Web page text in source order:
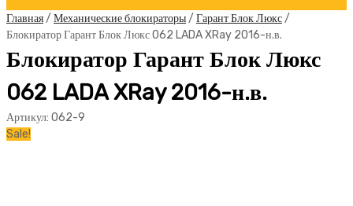
Главная/ Механические блокираторы/ Гарант Блок Люкс/
Блокиратор Гарант Блок Люкс 062 LADA XRay 2016-н.в.
Блокиратор Гарант Блок Люкс
062 LADA XRay 2016-н.в.
Артикул: 062-9
Sale!